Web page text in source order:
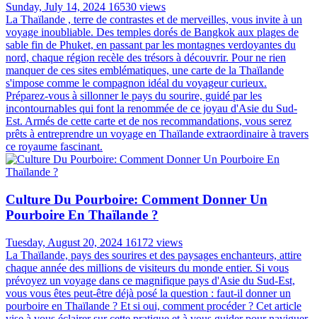
Sunday, July 14, 2024 16530 views
La Thaïlande , terre de contrastes et de merveilles, vous invite à un
voyage inoubliable. Des temples dorés de Bangkok aux plages de
sable fin de Phuket, en passant par les montagnes verdoyantes du
nord, chaque région recèle des trésors à découvrir. Pour ne rien
manquer de ces sites emblématiques, une carte de la Thaïlande
s'impose comme le compagnon idéal du voyageur curieux.
Préparez-vous à sillonner le pays du sourire, guidé par les
incontournables qui font la renommée de ce joyau d'Asie du Sud-
Est. Armés de cette carte et de nos recommandations, vous serez
prêts à entreprendre un voyage en Thaïlande extraordinaire à travers
ce royaume fascinant.
Culture Du Pourboire: Comment Donner Un
Pourboire En Thaïlande ?
Tuesday, August 20, 2024 16172 views
La Thaïlande, pays des sourires et des paysages enchanteurs, attire
chaque année des millions de visiteurs du monde entier. Si vous
prévoyez un voyage dans ce magnifique pays d'Asie du Sud-Est,
vous vous êtes peut-être déjà posé la question : faut-il donner un
pourboire en Thaïlande ? Et si oui, comment procéder ? Cet article